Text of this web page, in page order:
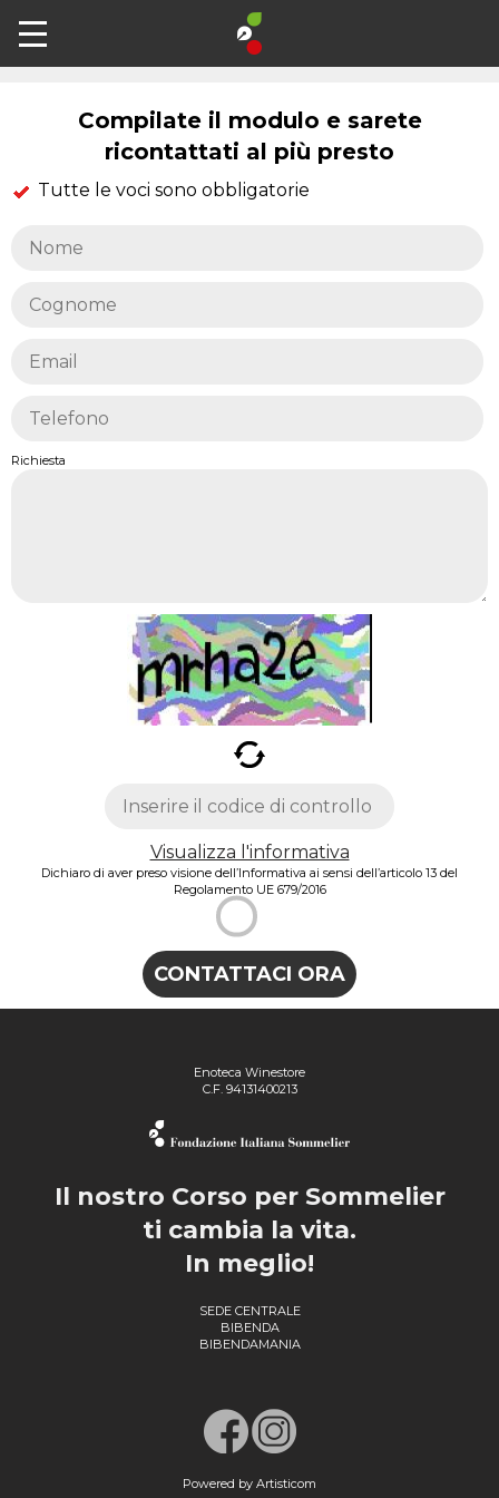
Contatti
Compilate il modulo e sarete
ricontattati al più presto
Tutte le voci sono obbligatorie
Richiesta
Visualizza l'informativa
Dichiaro di aver preso visione dell’Informativa ai sensi dell’articolo 13 del
Regolamento UE 679/2016
Enoteca Winestore
C.F. 94131400213
Il nostro Corso per Sommelier
ti cambia la vita.
In meglio!
SEDE CENTRALE
BIBENDA
BIBENDAMANIA
Powered by Artisticom